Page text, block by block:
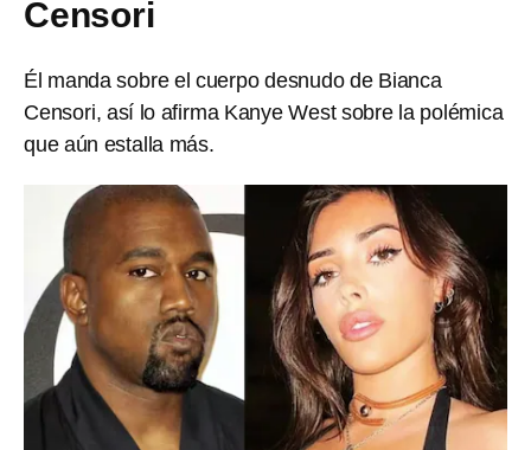
Censori
Él manda sobre el cuerpo desnudo de Bianca
Censori, así lo afirma Kanye West sobre la polémica
que aún estalla más.